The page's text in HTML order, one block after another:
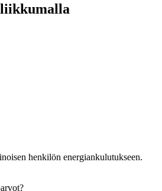
henkilön energiankulutukseen.